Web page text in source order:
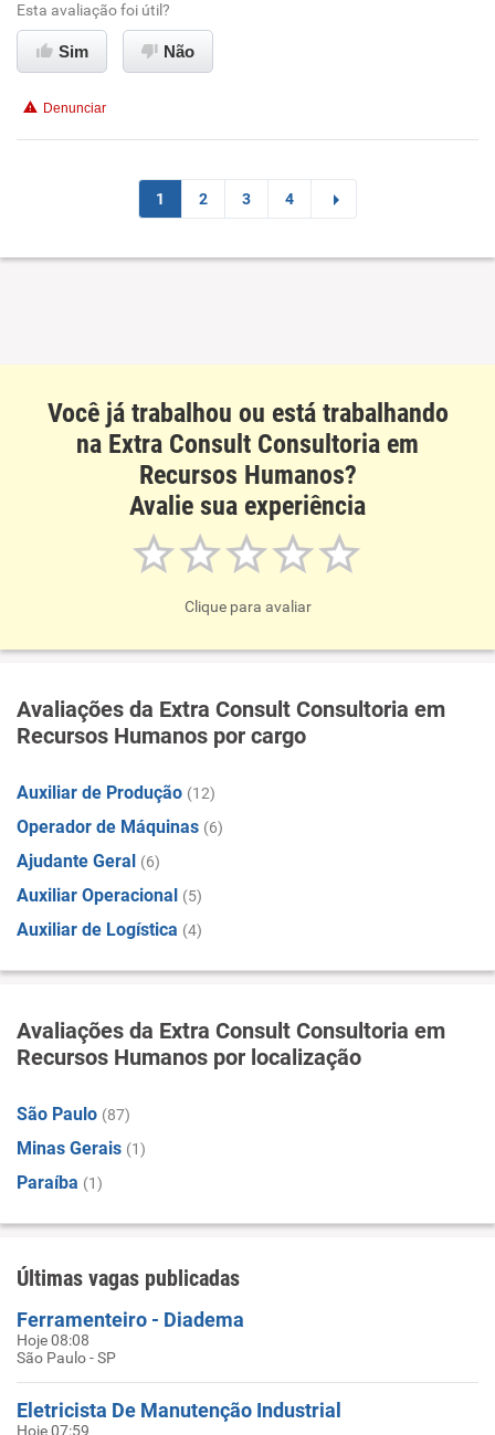
Conciliação com a vida familiar
Benefícios
Recomenda a diretoria
Esta avaliação foi útil?
Sim Não
Denunciar
1 2 3 4
Você já trabalhou ou está trabalhando
na Extra Consult Consultoria em
Recursos Humanos?
Avalie sua experiência
Clique para avaliar
Avaliações da Extra Consult Consultoria em
Recursos Humanos por cargo
Auxiliar de Produção (12)
Operador de Máquinas (6)
Ajudante Geral (6)
Auxiliar Operacional (5)
Auxiliar de Logística (4)
Avaliações da Extra Consult Consultoria em
Recursos Humanos por localização
São Paulo (87)
Minas Gerais (1)
Paraíba (1)
Últimas vagas publicadas
Ferramenteiro - Diadema
Hoje 08:08
São Paulo - SP
Eletricista De Manutenção Industrial
Hoje 07:59